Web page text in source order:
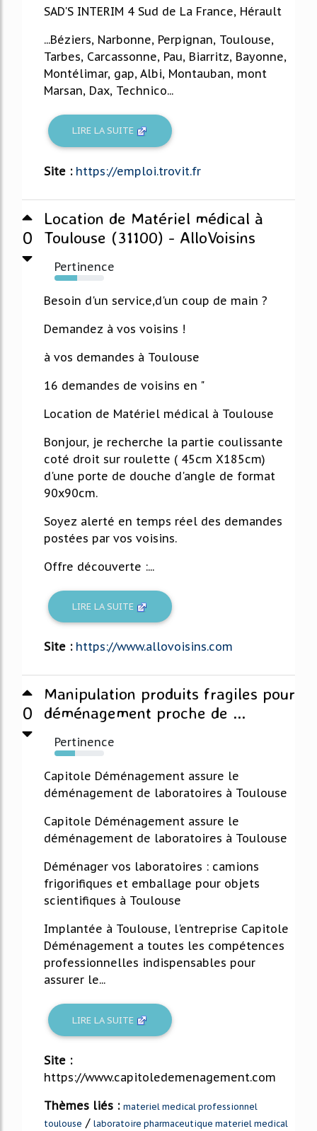
SAD'S INTERIM 4 Sud de La France, Hérault
...Béziers, Narbonne, Perpignan, Toulouse,
Tarbes, Carcassonne, Pau, Biarritz, Bayonne,
Montélimar, gap, Albi, Montauban, mont
Marsan, Dax, Technico...
LIRE LA SUITE
Site : https://emploi.trovit.fr
0
Location de Matériel médical à
Toulouse (31100) - AlloVoisins
Pertinence
46%
Besoin d'un service,d'un coup de main ?
Demandez à vos voisins !
à vos demandes à Toulouse
16 demandes de voisins en "
Location de Matériel médical à Toulouse
Bonjour, je recherche la partie coulissante
coté droit sur roulette ( 45cm X185cm)
d'une porte de douche d'angle de format
90x90cm.
Soyez alerté en temps réel des demandes
postées par vos voisins.
Offre découverte :...
LIRE LA SUITE
Site : https://www.allovoisins.com
0
Manipulation produits fragiles pour
déménagement proche de ...
Pertinence
41%
Capitole Déménagement assure le
déménagement de laboratoires à Toulouse
Capitole Déménagement assure le
déménagement de laboratoires à Toulouse
Déménager vos laboratoires : camions
frigorifiques et emballage pour objets
scientifiques à Toulouse
Implantée à Toulouse, l'entreprise Capitole
Déménagement a toutes les compétences
professionnelles indispensables pour
assurer le...
LIRE LA SUITE
Site :
https://www.capitoledemenagement.com
Thèmes liés : materiel medical professionnel
toulouse / laboratoire pharmaceutique materiel medical